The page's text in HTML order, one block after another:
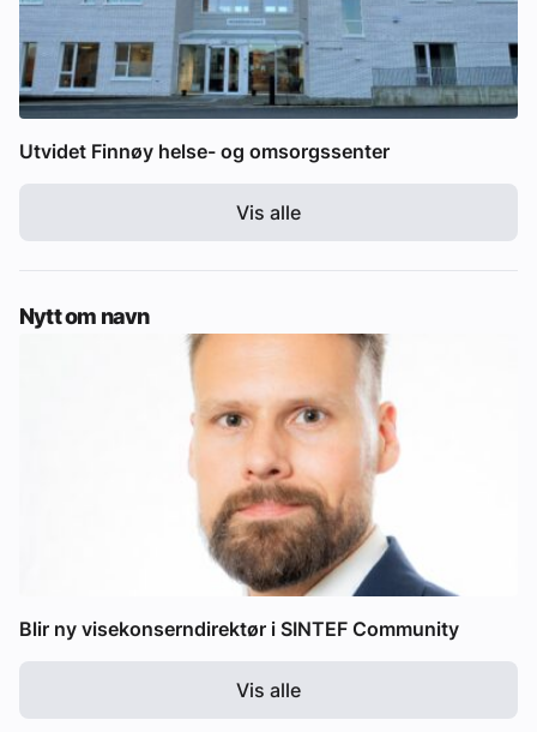
Utvidet Finnøy helse- og omsorgssenter
Vis alle
Nytt om navn
Blir ny visekonserndirektør i SINTEF Community
Vis alle